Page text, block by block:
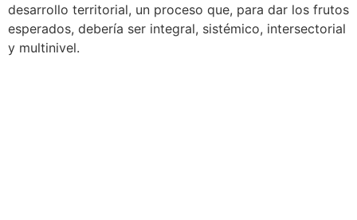
desarrollo territorial, un proceso que, para dar los frutos
esperados, debería ser integral, sistémico, intersectorial
y multinivel.